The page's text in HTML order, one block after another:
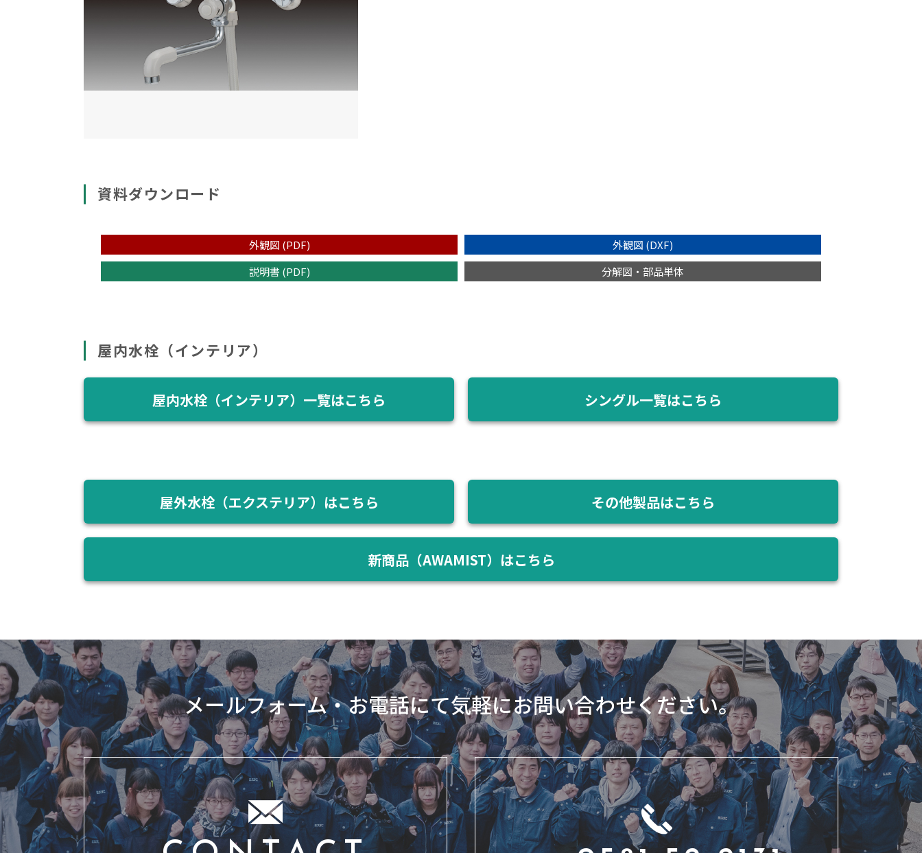
資料ダウンロード
外観図 (PDF)
外観図 (DXF)
説明書 (PDF)
分解図・部品単体
屋内水栓（インテリア）
屋内水栓（インテリア）一覧はこちら シングル一覧はこちら
屋外水栓（エクステリア）はこちら その他製品はこちら
新商品（AWAMIST）はこちら
メールフォーム・お電話にて気軽にお問い合わせください。